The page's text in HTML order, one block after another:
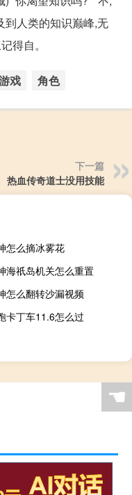
到人类的知识巅峰,无
得自。
戏 角色
下一篇
热血传奇道士没用技能
怎么摘冰雾花
海祇岛机关怎么重置
怎么翻转沙漏视频
卡丁车11.6怎么过
☚